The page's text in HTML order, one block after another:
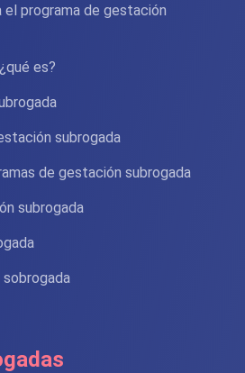
el programa de gestación
es?
subrogada
de gestación subrogada
subrogada
sobrogada